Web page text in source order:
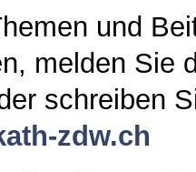
und
melden Sie
schreiben
zdw.ch